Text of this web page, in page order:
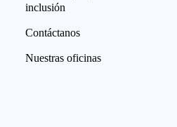
inclusión
Contáctanos
Nuestras oficinas